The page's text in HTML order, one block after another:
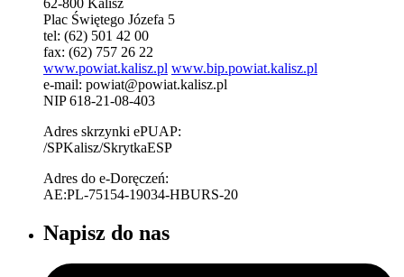
62-800 Kalisz
Plac Świętego Józefa 5
tel: (62) 501 42 00
fax: (62) 757 26 22
www.powiat.kalisz.pl www.bip.powiat.kalisz.pl
e-mail: powiat@powiat.kalisz.pl
NIP 618-21-08-403
Adres skrzynki ePUAP:
/SPKalisz/SkrytkaESP
Adres do e-Doręczeń:
AE:PL-75154-19034-HBURS-20
Napisz do nas